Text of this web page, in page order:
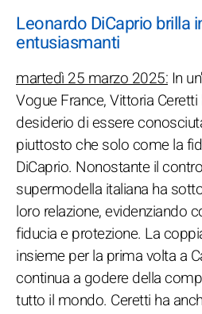
Leonardo DiCaprio brilla
entusiasmanti
martedì 25 marzo 2025: In
Vogue France, Vittoria
desiderio di essere
piuttosto che solo come la
DiCaprio. Nonostante il
supermodella italiana ha
loro relazione, evidenziando
fiducia e protezione. La
insieme per la prima volta a
continua a godere della
tutto il mondo. Ceretti ha